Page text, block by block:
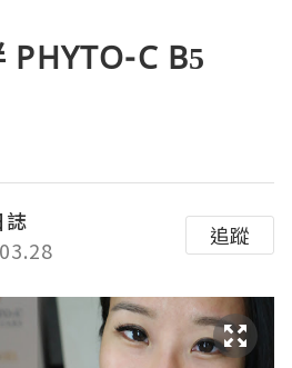
PHYTO-C B5
追蹤